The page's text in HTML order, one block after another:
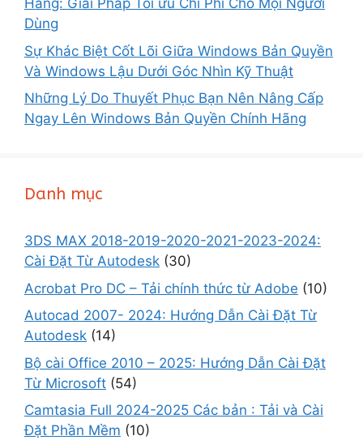
Hãng: Giải Pháp Tối ưu Chi Phí Cho Mọi Người
Dùng
Sự Khác Biệt Cốt Lõi Giữa Windows Bản Quyền
Và Windows Lậu Dưới Góc Nhìn Kỹ Thuật
Những Lý Do Thuyết Phục Bạn Nên Nâng Cấp
Ngay Lên Windows Bản Quyền Chính Hãng
Danh mục
3DS MAX 2018-2019-2020-2021-2023-2024:
Cài Đặt Từ Autodesk (30)
Acrobat Pro DC – Tải chính thức từ Adobe (10)
Autocad 2007- 2024: Hướng Dẫn Cài Đặt Từ
Autodesk (14)
Bộ cài Office 2010 – 2025: Hướng Dẫn Cài Đặt
Từ Microsoft (54)
Camtasia Full 2024-2025 Các bản : Tải và Cài
Đặt Phần Mềm (10)